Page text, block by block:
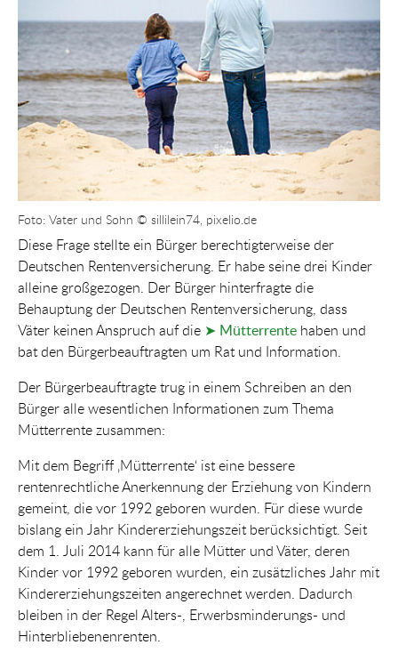
Foto: Vater und Sohn © sillilein74, pixelio.de
Diese Frage stellte ein Bürger berechtigterweise der
Deutschen Rentenversicherung. Er habe seine drei Kinder
alleine großgezogen. Der Bürger hinterfragte die
Behauptung der Deutschen Rentenversicherung, dass
Väter keinen Anspruch auf die ➤ Mütterrente haben und
bat den Bürgerbeauftragten um Rat und Information.
Der Bürgerbeauftragte trug in einem Schreiben an den
Bürger alle wesentlichen Informationen zum Thema
Mütterrente zusammen:
Mit dem Begriff ‚Mütterrente‘ ist eine bessere
rentenrechtliche Anerkennung der Erziehung von Kindern
gemeint, die vor 1992 geboren wurden. Für diese wurde
bislang ein Jahr Kindererziehungszeit berücksichtigt. Seit
dem 1. Juli 2014 kann für alle Mütter und Väter, deren
Kinder vor 1992 geboren wurden, ein zusätzliches Jahr mit
Kindererziehungszeiten angerechnet werden. Dadurch
bleiben in der Regel Alters-, Erwerbsminderungs- und
Hinterbliebenenrenten.